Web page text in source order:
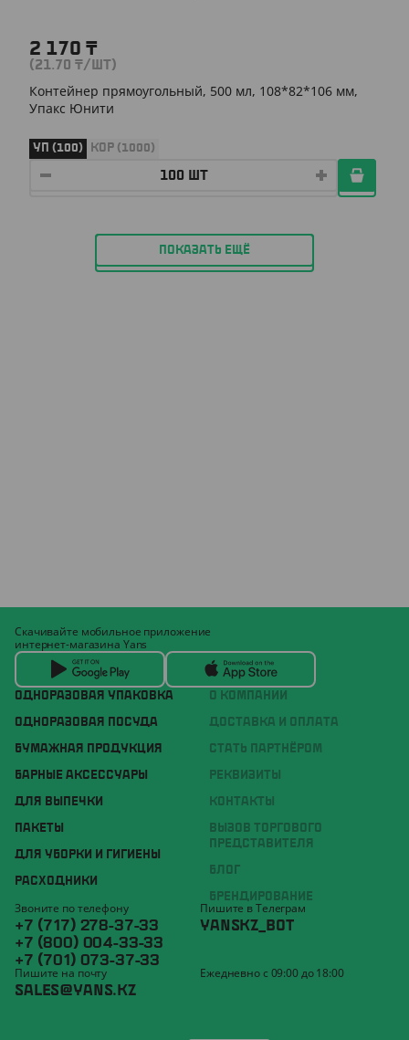
2 170 ₸
(21.70 ₸/ШТ)
Контейнер прямоугольный, 500 мл, 108*82*106 мм,
Упакс Юнити
УП (100) КОР (1000)
ПОКАЗАТЬ ЕЩЁ
ОДНОРАЗОВАЯ УПАКОВКА
ОДНОРАЗОВАЯ ПОСУДА
БУМАЖНАЯ ПРОДУКЦИЯ
БАРНЫЕ АКСЕССУАРЫ
ДЛЯ ВЫПЕЧКИ
ПАКЕТЫ
ДЛЯ УБОРКИ И ГИГИЕНЫ
РАСХОДНИКИ
О КОМПАНИИ
ДОСТАВКА И ОПЛАТА
СТАТЬ ПАРТНЁРОМ
РЕКВИЗИТЫ
КОНТАКТЫ
ВЫЗОВ ТОРГОВОГО
ПРЕДСТАВИТЕЛЯ
БЛОГ
БРЕНДИРОВАНИЕ
Скачивайте мобильное приложение
интернет-магазина Yans
Звоните по телефону
+7 (717) 278-37-33
+7 (800) 004-33-33
+7 (701) 073-37-33
Пишите в Телеграм
YANSKZ_BOT
Пишите на почту
SALES@YANS.KZ
Ежедневно с 09:00 до 18:00